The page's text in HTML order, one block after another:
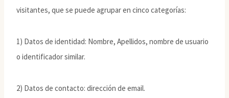
visitantes, que se puede agrupar en cinco categorías:
1) Datos de identidad: Nombre, Apellidos, nombre de usuario
o identificador similar.
2) Datos de contacto: dirección de email.